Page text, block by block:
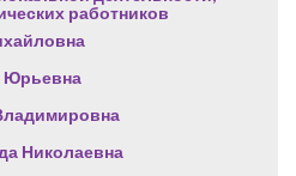
работников
Юрьевна
Николаевна